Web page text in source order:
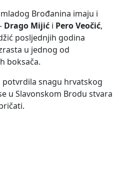
Brođanina imaju i
Drago Mijić i Pero Veočić,
posljednjih godina
u jednog od
boksača.
snagu hrvatskog
u Slavonskom Brodu stvara